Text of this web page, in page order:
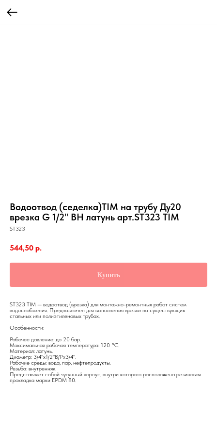
Водоотвод (седелка)TIM на трубу Ду20
врезка G 1/2" ВН латунь арт.ST323 TIM
ST323
544,50 р.
Купить
ST323 TIM — водоотвод (врезка) для монтажно-ремонтных работ систем
водоснабжения. Предназначен для выполнения врезки на существующих
стальных или полиэтиленовых трубах.
Особенности:
Рабочее давление: до 20 бар.
Максимальная рабочая температура: 120 °C.
Материал: латунь.
Диаметр: 3/4"х1/2"В/Рх3/4".
Рабочие среды: вода, пар, нефтепродукты.
Резьба: внутренняя.
Представляет собой чугунный корпус, внутри которого расположена резиновая
прокладка марки EPDM 80.